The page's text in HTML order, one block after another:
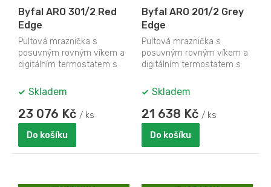
Byfal ARO 301/2 Red
Edge
Pultová mraznička s
posuvným rovným víkem a
digitálním termostatem s
Skladem
23 076 Kč / ks
Do košíku
Byfal ARO 201/2 Grey
Edge
Pultová mraznička s
posuvným rovným víkem a
digitálním termostatem s
Skladem
21 638 Kč / ks
Do košíku